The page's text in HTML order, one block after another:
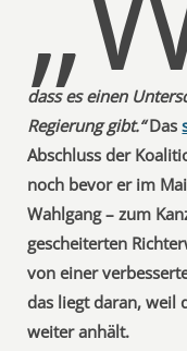
dass es einen
Regierung gibt.“Das
Abschluss der
noch bevor er im
Wahlgang – zum
gescheiterten
von einer
das liegt daran, weil
weiter anhält.